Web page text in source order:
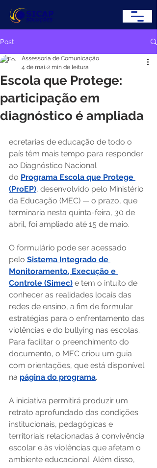
Post
Escola que Protege:
participação em
diagnóstico é ampliada
Assessoria de Comunicação
4 de mai.2 min de leitura
ecretarias de educação de todo o
país têm mais tempo para responder
ao Diagnóstico Nacional
do Programa Escola que Protege
(ProEP), desenvolvido pelo Ministério
da Educação (MEC) — o prazo, que
terminaria nesta quinta-feira, 30 de
abril, foi ampliado até 15 de maio.
O formulário pode ser acessado
pelo Sistema Integrado de
Monitoramento, Execução e
Controle (Simec) e tem o intuito de
conhecer as realidades locais das
redes de ensino, a fim de formular
estratégias para o enfrentamento das
violências e do bullying nas escolas.
Para facilitar o preenchimento do
documento, o MEC criou um guia
com orientações, que está disponível
na página do programa.
A iniciativa permitirá produzir um
retrato aprofundado das condições
institucionais, pedagógicas e
territoriais relacionadas à convivência
escolar e às violências que afetam o
ambiente educacional. Além disso,